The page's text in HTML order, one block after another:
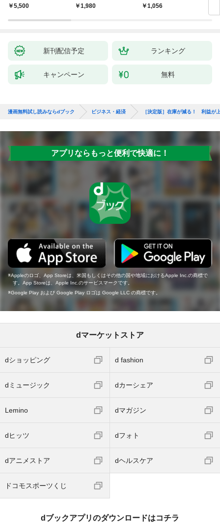
￥5,500
よう
￥1,980
化」が街を壊す
￥1,056
株
新刊配信予定 ランキング
キャンペーン 無料
漫画無料試し読みならdブック ビジネス・経済 ［決定版］在庫が減る！ 利益が
アプリならもっと便利で快適に！
Appleのロゴ、App Storeは、米国もしくはその他の国や地域におけるApple Inc.の商標で
す。App Storeは、Apple Inc.のサービスマークです。
Google Play および Google Play ロゴは Google LLC の商標です。
dマーケットストア
dショッピング d fashion
dミュージック dカーシェア
Lemino dマガジン
dヒッツ dフォト
dアニメストア dヘルスケア
ドコモスポーツくじ
dブックアプリのダウンロードはコチラ